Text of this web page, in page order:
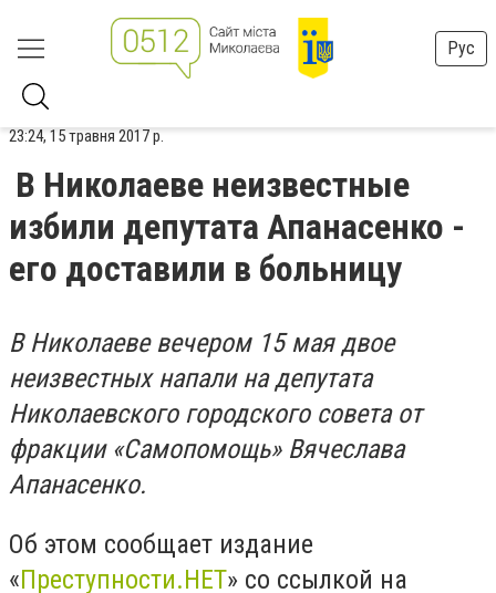
Рус
23:24, 15 травня 2017 р.
В Николаеве неизвестные
избили депутата Апанасенко -
его доставили в больницу
В Николаеве вечером 15 мая двое
неизвестных напали на депутата
Николаевского городского совета от
фракции «Самопомощь» Вячеслава
Апанасенко.
Об этом сообщает издание
«Преступности.НЕТ» со ссылкой на